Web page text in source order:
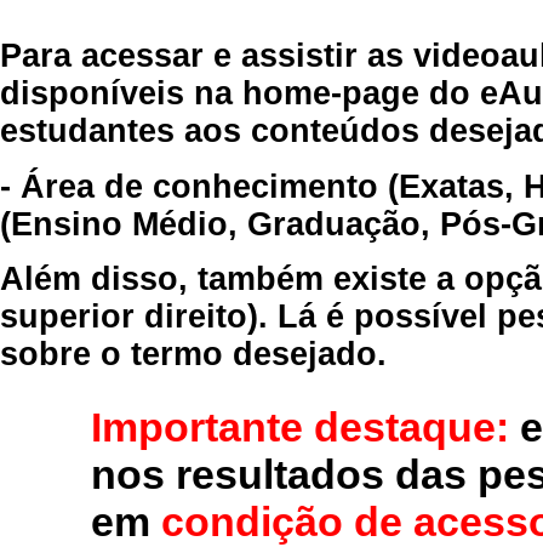
Para acessar e assistir as
disponíveis na home-page do
estudantes aos conteúdos
- Área de conhecimento (Exatas,
(Ensino Médio, Graduação, Pós-
Além disso, também existe a
superior direito). Lá é possível
sobre o termo desejado.
Importante destaque:
nos resultados das
em condição de